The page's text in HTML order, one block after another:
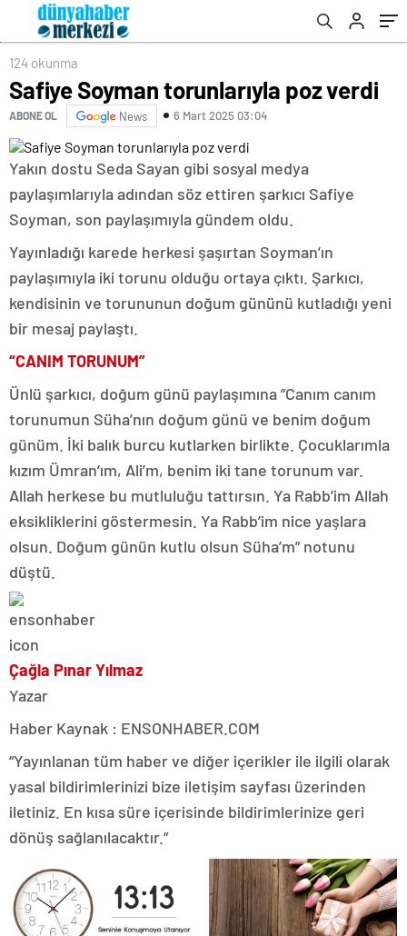
124 okunma
Safiye Soyman torunlarıyla poz verdi
ABONE OL News 6 Mart 2025 03:04
Yakın dostu Seda Sayan gibi sosyal medya
paylaşımlarıyla adından söz ettiren şarkıcı Safiye
Soyman, son paylaşımıyla gündem oldu.
Yayınladığı karede herkesi şaşırtan Soyman’ın
paylaşımıyla iki torunu olduğu ortaya çıktı. Şarkıcı,
kendisinin ve torununun doğum gününü kutladığı yeni
bir mesaj paylaştı.
“CANIM TORUNUM”
Ünlü şarkıcı, doğum günü paylaşımına ”Canım canım
torunumun Süha’nın doğum günü ve benim doğum
günüm. İki balık burcu kutlarken birlikte. Çocuklarımla
kızım Ümran’ım, Ali’m, benim iki tane torunum var.
Allah herkese bu mutluluğu tattırsın. Ya Rabb’im Allah
eksikliklerini göstermesin. Ya Rabb’im nice yaşlara
olsun. Doğum günün kutlu olsun Süha’m” notunu
düştü.
Çağla Pınar Yılmaz
Yazar
Haber Kaynak : ENSONHABER.COM
“Yayınlanan tüm haber ve diğer içerikler ile ilgili olarak
yasal bildirimlerinizi bize iletişim sayfası üzerinden
iletiniz. En kısa süre içerisinde bildirimlerinize geri
dönüş sağlanılacaktır.”